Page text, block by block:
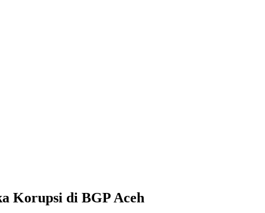
Korupsi di BGP Aceh